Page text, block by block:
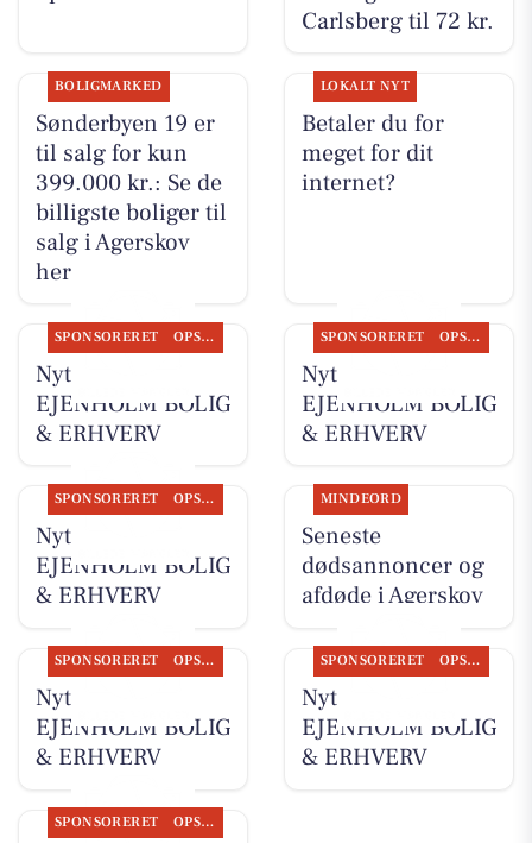
Carlsberg til 72 kr.
BOLIGMARKED
Sønderbyen 19 er
til salg for kun
399.000 kr.: Se de
billigste boliger til
salg i Agerskov
her
LOKALT NYT
Betaler du for
meget for dit
internet?
SPONSORERET OPSLAGSTAVLEN
Nyt fra
EJENHOLM BOLIG
& ERHVERV
SPONSORERET OPSLAGSTAVLEN
Nyt fra
EJENHOLM BOLIG
& ERHVERV
SPONSORERET OPSLAGSTAVLEN
Nyt fra
EJENHOLM BOLIG
& ERHVERV
MINDEORD
Seneste
dødsannoncer og
afdøde i Agerskov
SPONSORERET OPSLAGSTAVLEN
Nyt fra
EJENHOLM BOLIG
& ERHVERV
SPONSORERET OPSLAGSTAVLEN
Nyt fra
EJENHOLM BOLIG
& ERHVERV
SPONSORERET OPSLAGSTAVLEN